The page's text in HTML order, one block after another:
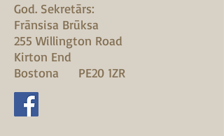
God. Sekretārs:
Frānsisa Brūksa
255 Willington Road
Kirton End
Bostona
PE20 1ZR